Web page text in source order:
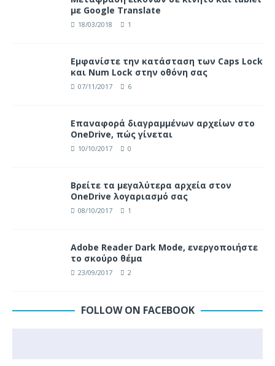
με Google Translate
18/03/2018 1
Eμφανίστε την κατάσταση των Caps Lock
και Num Lock στην οθόνη σας
07/11/2017 6
Επαναφορά διαγραμμένων αρχείων στο
OneDrive, πώς γίνεται
10/10/2017 0
Βρείτε τα μεγαλύτερα αρχεία στον
OneDrive λογαριασμό σας
08/10/2017 1
Adobe Reader Dark Mode, ενεργοποιήστε
το σκούρο θέμα
23/09/2017 2
FOLLOW ON FACEBOOK